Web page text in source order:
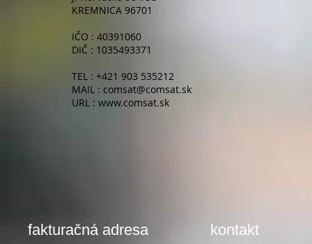
KREMNICA 96701
IČO : 40391060
DIČ : 1035493371
TEL : +421 903 535212
MAIL : comsat@comsat.sk
URL : www.comsat.sk
kontakt
fakturačná adresa